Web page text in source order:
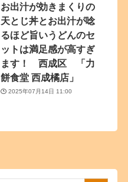
お出汁が効きまくりの
天とじ丼とお出汁が唸
るほど旨いうどんのセ
ットは満足感が高すぎ
ます！ 西成区 「力
餅食堂 西成橘店」
2025年07月14日 11:00